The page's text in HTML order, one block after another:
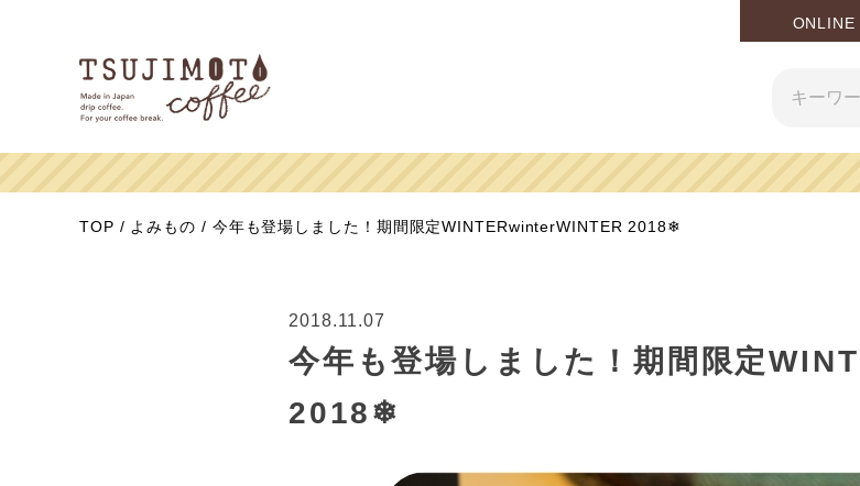
ONLINE
TOP よみもの 今年も登場しました！期間限定WINTERwinterWINTER 2018❄
2018.11.07
今年も登場しました！期間限定
2018❄